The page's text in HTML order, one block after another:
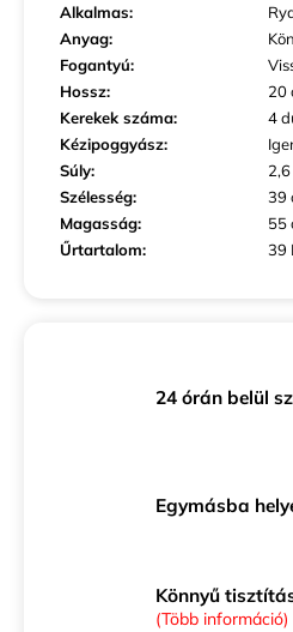
Alkalmas:
Anyag:
Fogantyú:
Hossz:
20
Kerekek száma:
4
Kézipoggyász:
Súly:
Szélesség:
39
Magasság:
55
Űrtartalom: 39 L
24 órán belül
Egymásba
Könnyű
(Több információ)